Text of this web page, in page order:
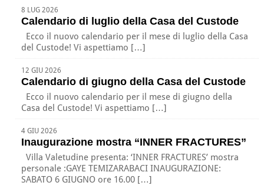
8 LUG 2026
Calendario di luglio della Casa del Custode
Ecco il nuovo calendario per il mese di luglio della Casa
del Custode! Vi aspettiamo […]
12 GIU 2026
Calendario di giugno della Casa del Custode
Ecco il nuovo calendario per il mese di giugno della
Casa del Custode! Vi aspettiamo […]
4 GIU 2026
Inaugurazione mostra “INNER FRACTURES”
Villa Valetudine presenta: ‘INNER FRACTURES’ mostra
personale :GAYE TEMIZARABACI INAUGURAZIONE:
SABATO 6 GIUGNO ore 16.00 […]